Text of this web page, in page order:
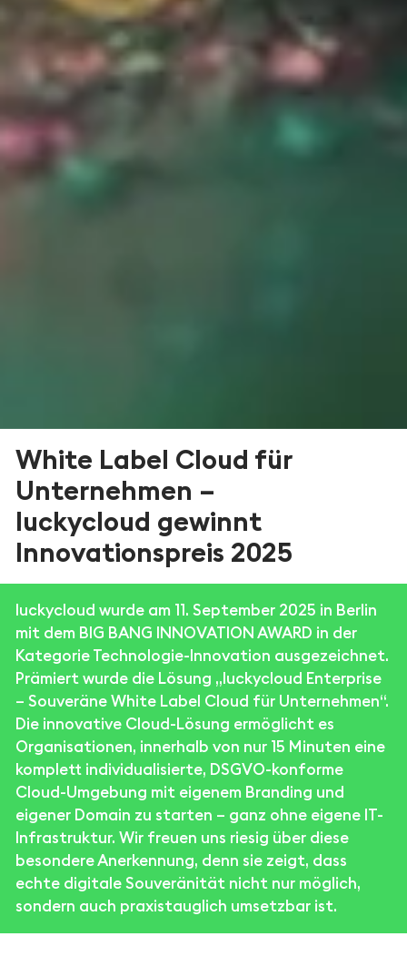
White Label Cloud für
Unternehmen –
luckycloud gewinnt
Innovationspreis 2025
luckycloud wurde am 11. September 2025 in Berlin
mit dem BIG BANG INNOVATION AWARD in der
Kategorie Technologie-Innovation ausgezeichnet.
Prämiert wurde die Lösung „luckycloud Enterprise
– Souveräne White Label Cloud für Unternehmen“.
Die innovative Cloud-Lösung ermöglicht es
Organisationen, innerhalb von nur 15 Minuten eine
komplett individualisierte, DSGVO-konforme
Cloud-Umgebung mit eigenem Branding und
eigener Domain zu starten – ganz ohne eigene IT-
Infrastruktur. Wir freuen uns riesig über diese
besondere Anerkennung, denn sie zeigt, dass
echte digitale Souveränität nicht nur möglich,
sondern auch praxistauglich umsetzbar ist.